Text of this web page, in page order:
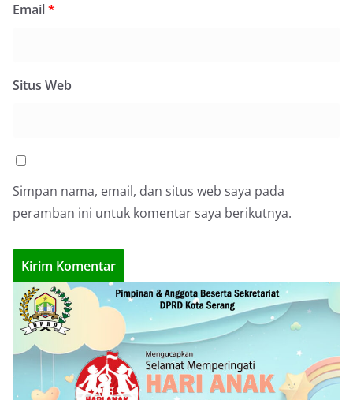
Email*
Situs Web
Simpan nama, email, dan situs web saya pada
peramban ini untuk komentar saya berikutnya.